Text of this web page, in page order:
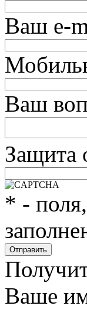
Ваш e-
Ваш
Защита
* -
Ваше